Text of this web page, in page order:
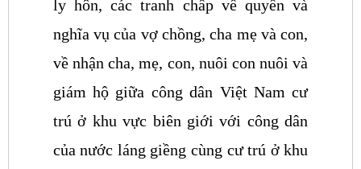
ly hôn, các tranh chấp về quyền và
nghĩa vụ của vợ chồng, cha mẹ và con,
về nhận cha, mẹ, con, nuôi con nuôi và
giám hộ giữa công dân Việt Nam cư
trú ở khu vực biên giới với công dân
của nước láng giềng cùng cư trú ở khu